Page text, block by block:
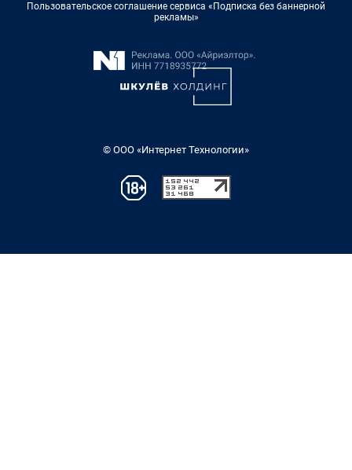
Пользовательское соглашение сервиса «Подписка без баннерной
рекламы»
© ООО «Интернет Технологии»